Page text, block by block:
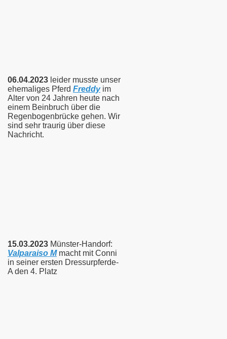
06.04.2023 leider musste unser
ehemaliges Pferd Freddyim
Alter von 24 Jahren heute nach
einem Beinbruch über die
Regenbogenbrücke gehen. Wir
sind sehr traurig über diese
Nachricht.
15.03.2023 Münster-Handorf:
Valparaiso M macht mit Conni
in seiner ersten Dressurpferde-
A den 4. Platz